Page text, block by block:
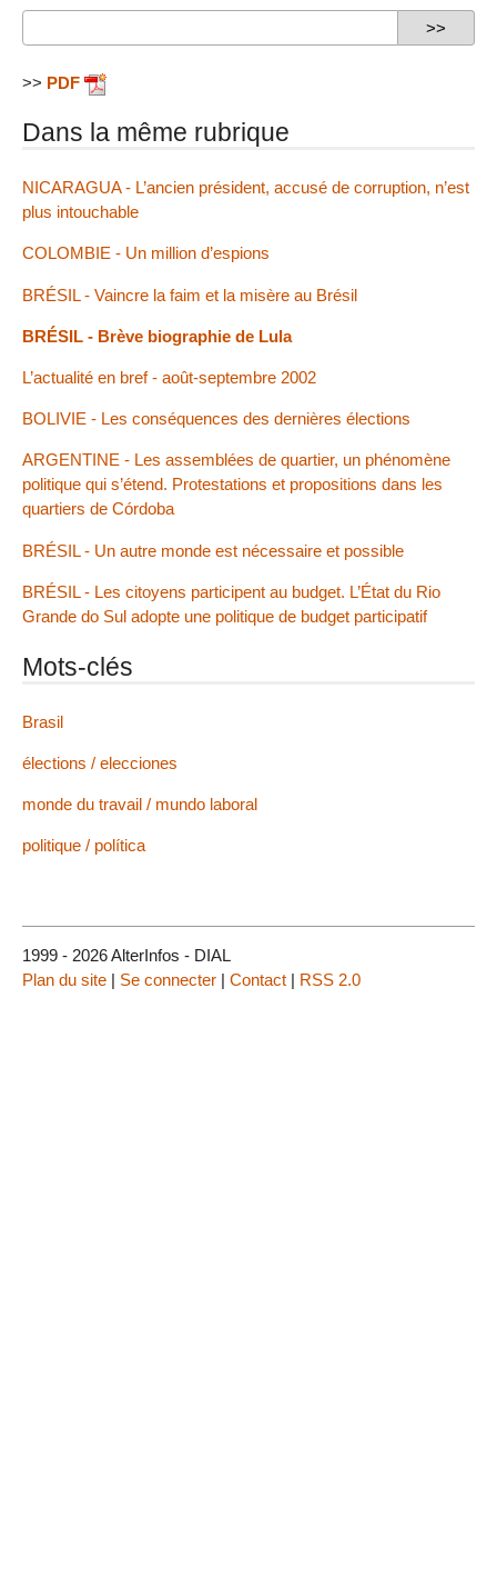
>> PDF
Dans la même rubrique
NICARAGUA - L’ancien président, accusé de corruption, n’est
plus intouchable
COLOMBIE - Un million d’espions
BRÉSIL - Vaincre la faim et la misère au Brésil
BRÉSIL - Brève biographie de Lula
L’actualité en bref - août-septembre 2002
BOLIVIE - Les conséquences des dernières élections
ARGENTINE - Les assemblées de quartier, un phénomène
politique qui s’étend. Protestations et propositions dans les
quartiers de Córdoba
BRÉSIL - Un autre monde est nécessaire et possible
BRÉSIL - Les citoyens participent au budget. L’État du Rio
Grande do Sul adopte une politique de budget participatif
Mots-clés
Brasil
élections / elecciones
monde du travail / mundo laboral
politique / política
1999 - 2026 AlterInfos - DIAL
Plan du site | Se connecter | Contact | RSS 2.0